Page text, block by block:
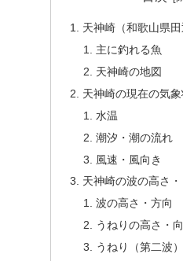
天神崎（和歌山県
主に釣れる魚
天神崎の地図
天神崎の現在の気象
水温
潮汐・潮の流れ
風速・風向き
天神崎の波の高さ・
波の高さ・方向
うねりの高さ・
うねり（第二波